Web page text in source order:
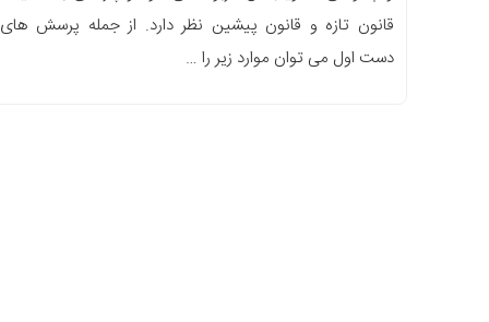
قانون تازه و قانون پیشین نظر دارد. از جمله پرسش های
دست اول می توان موارد زیر را …